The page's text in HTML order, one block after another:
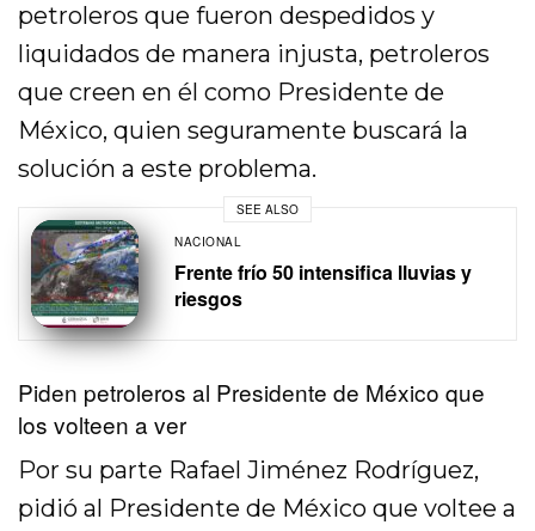
petroleros que fueron despedidos y
liquidados de manera injusta, petroleros
que creen en él como Presidente de
México, quien seguramente buscará la
solución a este problema.
SEE ALSO
NACIONAL
Frente frío 50 intensifica lluvias y
riesgos
Piden petroleros al Presidente de México que
los volteen a ver
Por su parte Rafael Jiménez Rodríguez,
pidió al Presidente de México que voltee a